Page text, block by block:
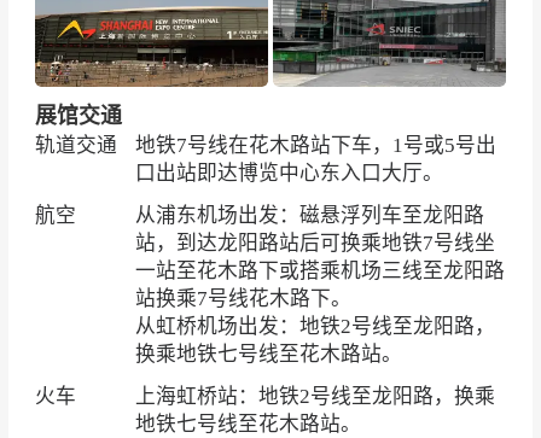
龙、古斯万、派赛特、COMET柯盟、Interpum
p、斯蒂尔、百德、绝特、宇洁
洗涤与纺织品护理：
斯、百强、海狮、威士、川岛、日光、新之联、
展馆交通
轨道交通
地铁7号线在花木路站下车，1号或5号出
口出站即达博览中心东入口大厅。
航空
从浦东机场出发：磁悬浮列车至龙阳路
站，到达龙阳路站后可换乘地铁7号线坐
一站至花木路下或搭乘机场三线至龙阳路
站换乘7号线花木路下。
从虹桥机场出发：地铁2号线至龙阳路，
换乘地铁七号线至花木路站。
火车
上海虹桥站：地铁2号线至龙阳路，换乘
地铁七号线至花木路站。